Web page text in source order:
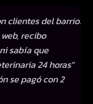
clientes del barrio.
recibo
sabía que
24 horas"
se pagó con 2